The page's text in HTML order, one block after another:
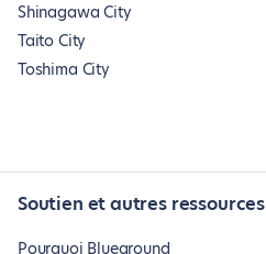
Shinagawa City
Taito City
Toshima City
Soutien et autres ressources
Pourquoi Blueground